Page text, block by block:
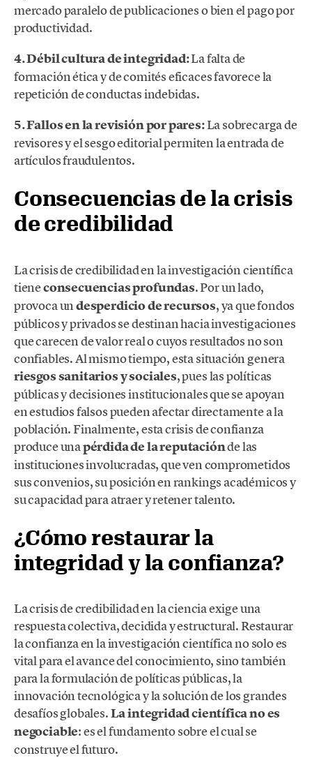
mercado paralelo de publicaciones o bien el pago por
productividad.
4. Débil cultura de integridad:La falta de
formación ética y de comités eficaces favorece la
repetición de conductas indebidas.
5. Fallos en la revisión por pares:La sobrecarga de
revisores y el sesgo editorial permiten la entrada de
artículos fraudulentos.
Consecuencias de la crisis
de credibilidad
La crisis de credibilidad en la investigación científica
tieneconsecuencias profundas. Por un lado,
provoca undesperdicio de recursos, ya que fondos
públicos y privados se destinan hacia investigaciones
que carecen de valor real o cuyos resultados no son
confiables. Al mismo tiempo, esta situación genera
riesgos sanitarios y sociales, pues las políticas
públicas y decisiones institucionales que se apoyan
en estudios falsos pueden afectar directamente a la
población. Finalmente, esta crisis de confianza
produce unapérdida de la reputaciónde las
instituciones involucradas, que ven comprometidos
sus convenios, su posición en rankings académicos y
su capacidad para atraer y retener talento.
¿Cómo restaurar la
integridad y la confianza?
La crisis de credibilidad en la ciencia exige una
respuesta colectiva, decidida y estructural. Restaurar
la confianza en la investigación científica no solo es
vital para el avance del conocimiento, sino también
para la formulación de políticas públicas, la
innovación tecnológica y la solución de los grandes
desafíos globales.La integridad científica no es
negociable: es el fundamento sobre el cual se
construye el futuro.